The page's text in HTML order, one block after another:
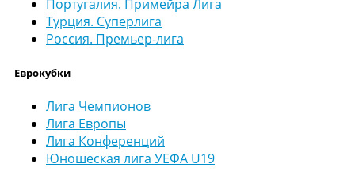
Португалия. Примейра Лига
Турция. Суперлига
Россия. Премьер-лига
Еврокубки
Лига Чемпионов
Лига Европы
Лига Конференций
Юношеская лига УЕФА U19